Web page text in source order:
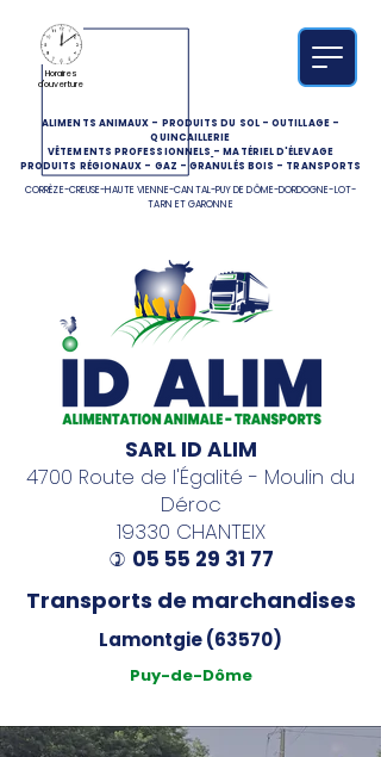
ALIMENTS ANIMAUX - PRODUITS DU SOL-OUTILLAGE-
QUINCAILLERIE
VÊTEMENTS PROFESSIONNELS -MATÉRIEL D'ÉLEVAGE
PRODUITS RÉGIONAUX - GAZ -GRANULÉS BOIS - TRANSPORTS
CORRÈZE-CREUSE-HAUTE VIENNE-CANTAL-PUY DE DÔME-DORDOGNE-LOT-
TARN ET GARONNE
Horaires
d'ouverture
SARL ID ALIM
4700 Route de l'Égalité - Moulin du
Déroc
19330 CHANTEIX
) 05 55 29 31 77
Transports de marchandises
Lamontgie (63570)
Puy-de-Dôme